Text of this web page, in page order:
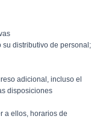
su distributivo de personal;
adicional, incluso el
disposiciones
a ellos, horarios de